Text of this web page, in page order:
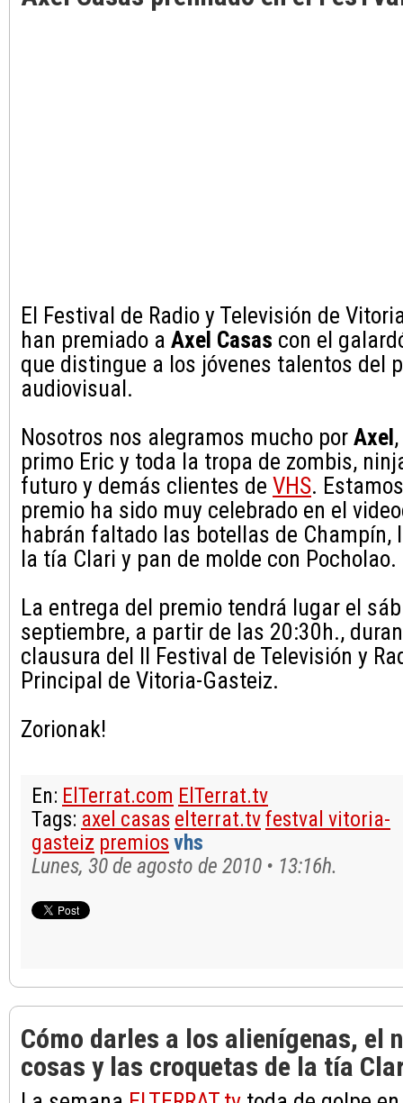
El Festival de Radio y Televisión de
han premiado a Axel Casas con el
que distingue a los jóvenes talentos del
audiovisual.
Nosotros nos alegramos mucho por Axel
primo Eric y toda la tropa de zombis,
futuro y demás clientes de VHS.
premio ha sido muy celebrado en el
habrán faltado las botellas de Champín,
la tía Clari y pan de molde con Pocholao.
La entrega del premio tendrá lugar el
septiembre, a partir de las 20:30h.,
clausura del II Festival de Televisión y
Principal de Vitoria-Gasteiz.
Zorionak!
En: ElTerrat.com ElTerrat.tv
Tags: axel casas elterrat.tvfestval vitoria-
gasteiz premios vhs
Lunes, 30 de agosto de 2010 • 13:16h.
Cómo darles a los alienígenas, el
cosas y las croquetas de la tía